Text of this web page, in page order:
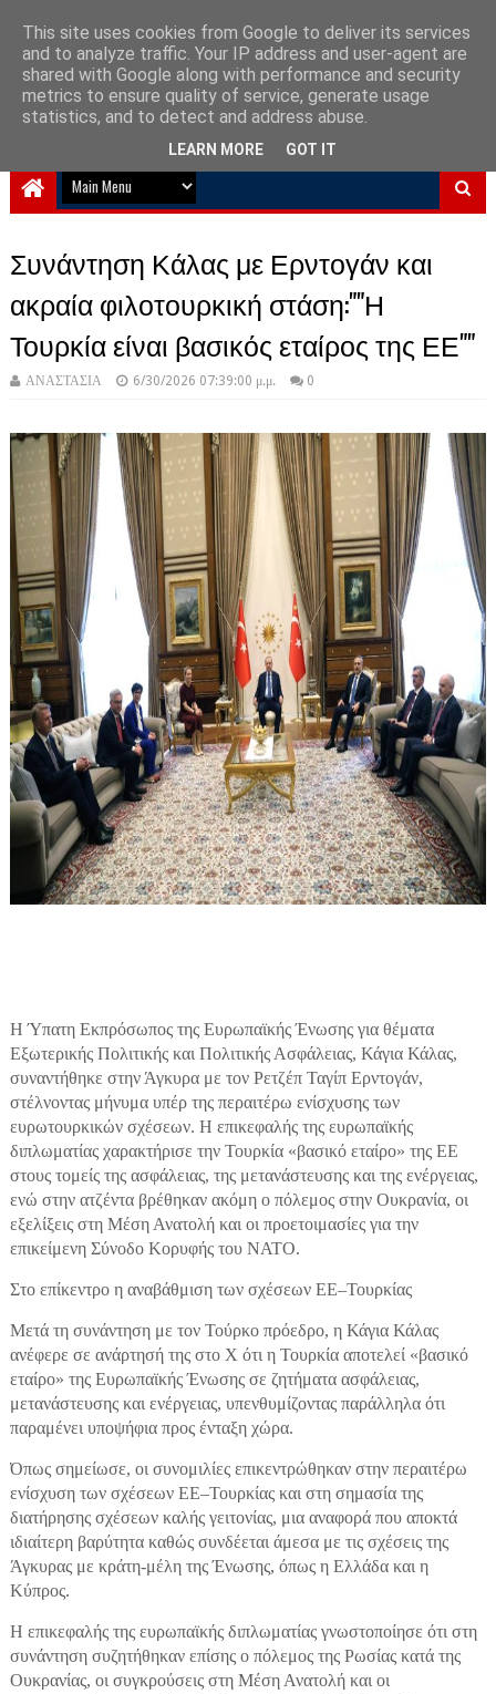
NewPlanet09
Ειδήσεις νέα από την Ελλάδα και τον κόσμο
Συνάντηση Κάλας με Ερντογάν και
ακραία φιλοτουρκική στάση:""Η
Τουρκία είναι βασικός εταίρος της ΕΕ""
ΑΝΑΣΤΑΣΙΑ 6/30/2026 07:39:00 μ.μ. 0
Η Ύπατη Εκπρόσωπος της Ευρωπαϊκής Ένωσης για θέματα
Εξωτερικής Πολιτικής και Πολιτικής Ασφάλειας, Κάγια Κάλας,
συναντήθηκε στην Άγκυρα με τον Ρετζέπ Ταγίπ Ερντογάν,
στέλνοντας μήνυμα υπέρ της περαιτέρω ενίσχυσης των
ευρωτουρκικών σχέσεων. Η επικεφαλής της ευρωπαϊκής
διπλωματίας χαρακτήρισε την Τουρκία «βασικό εταίρο» της ΕΕ
στους τομείς της ασφάλειας, της μετανάστευσης και της ενέργειας,
ενώ στην ατζέντα βρέθηκαν ακόμη ο πόλεμος στην Ουκρανία, οι
εξελίξεις στη Μέση Ανατολή και οι προετοιμασίες για την
επικείμενη Σύνοδο Κορυφής του ΝΑΤΟ.
Στο επίκεντρο η αναβάθμιση των σχέσεων ΕΕ–Τουρκίας
Μετά τη συνάντηση με τον Τούρκο πρόεδρο, η Κάγια Κάλας
ανέφερε σε ανάρτησή της στο Χ ότι η Τουρκία αποτελεί «βασικό
εταίρο» της Ευρωπαϊκής Ένωσης σε ζητήματα ασφάλειας,
μετανάστευσης και ενέργειας, υπενθυμίζοντας παράλληλα ότι
παραμένει υποψήφια προς ένταξη χώρα.
Όπως σημείωσε, οι συνομιλίες επικεντρώθηκαν στην περαιτέρω
ενίσχυση των σχέσεων ΕΕ–Τουρκίας και στη σημασία της
διατήρησης σχέσεων καλής γειτονίας, μια αναφορά που αποκτά
ιδιαίτερη βαρύτητα καθώς συνδέεται άμεσα με τις σχέσεις της
Άγκυρας με κράτη-μέλη της Ένωσης, όπως η Ελλάδα και η
Κύπρος.
Η επικεφαλής της ευρωπαϊκής διπλωματίας γνωστοποίησε ότι στη
συνάντηση συζητήθηκαν επίσης ο πόλεμος της Ρωσίας κατά της
Ουκρανίας, οι συγκρούσεις στη Μέση Ανατολή και οι
This site uses cookies from Google to deliver its services
and to analyze traffic. Your IP address and user-agent are
shared with Google along with performance and security
metrics to ensure quality of service, generate usage
statistics, and to detect and address abuse.
LEARN MORE GOT IT